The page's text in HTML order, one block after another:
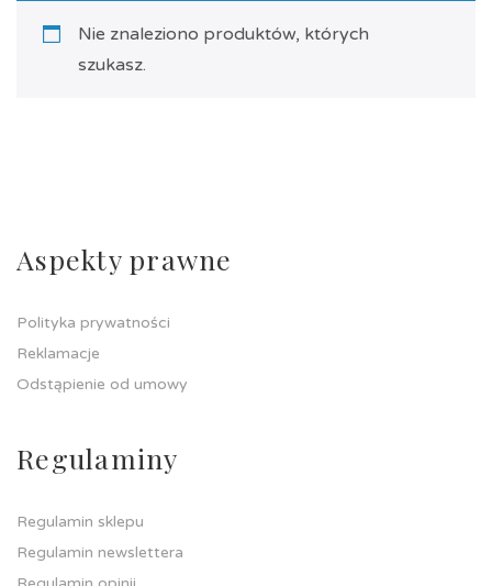
Nie znaleziono produktów, których
szukasz.
Aspekty prawne
Polityka prywatności
Reklamacje
Odstąpienie od umowy
Regulaminy
Regulamin sklepu
Regulamin newslettera